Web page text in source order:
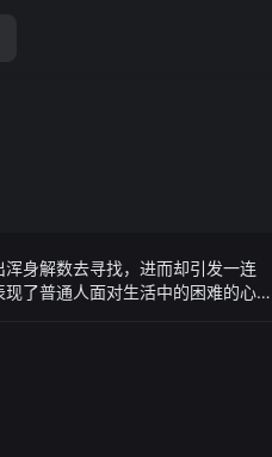
身解数去寻找，进而却引发一连
了普通人面对生活中的困难的心